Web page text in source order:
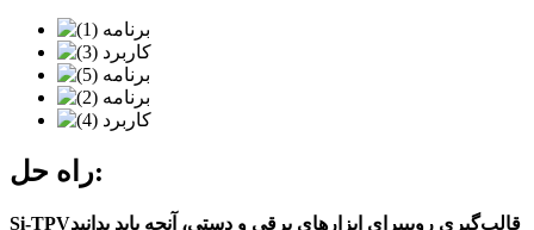
راه حل:
Si-TPV قالب‌گیری روییبرای ابزارهای برقی و دستی، آنچه باید بدانید